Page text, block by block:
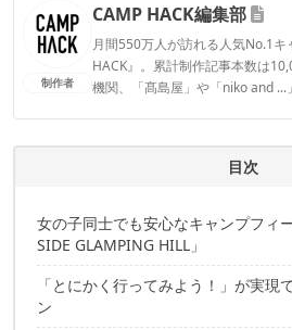
制作者
CAMP HACK編集部
月間550万人が訪れる人気No.1
HACK』。累計制作記事本数は
機関、「髙島屋」や「niko and
CAMP HACK編集部のプロフィ
目次
女の子同士でも安心なキャンプフィ
SIDE GLAMPING HILL」
「とにかく行ってみよう！」が実現
ン